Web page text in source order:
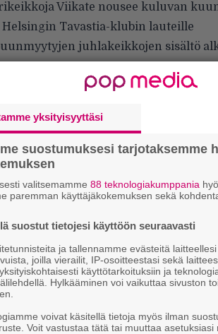
Viikate nousee kuluvan
Tavastia-klubin lauteille
juhlakeikkojen sisältö
yksityisyyttäsi
suostumuksesi tarjotaksemme
valitsemamme 88 teknologiakumppania
paremman käyttäjäkokemuksen sekä
suostut tietojesi käyttöön seuraavasti
ja tallennamme evästeitä
joilla vierailit, IP-osoitteestasi sekä
käyttötarkoituksiin ja
Hylkääminen voi vaikuttaa sivuston
voivat käsitellä tietoja myös ilman
Voit vastustaa tätä tai muuttaa